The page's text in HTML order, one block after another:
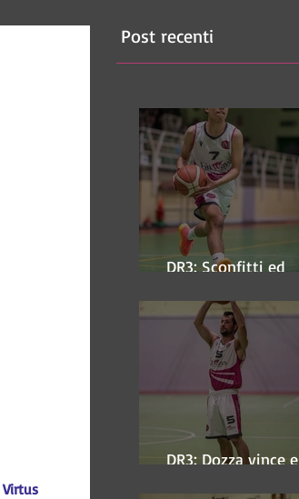
Virtus
Post recenti
DR3: Sconfitti ed
DR3: Dozza vince e